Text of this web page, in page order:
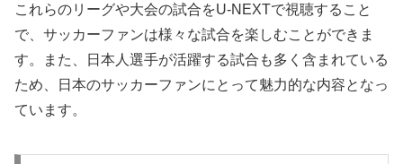
これらのリーグや大会の試合をU-NEXTで視聴すること
で、サッカーファンは様々な試合を楽しむことができま
す。また、日本人選手が活躍する試合も多く含まれている
ため、日本のサッカーファンにとって魅力的な内容となっ
ています。